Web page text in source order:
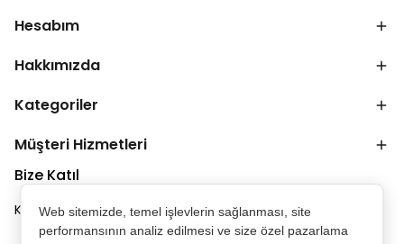
Web sitemizde, temel işlevlerin sağlanması, site
performansının analiz edilmesi ve size özel pazarlama
Hesabım
Hakkımızda
Kategoriler
Müşteri Hizmetleri
Bize Katıl
Kampanya ve duyurulardan ilk senin haberin olsun.